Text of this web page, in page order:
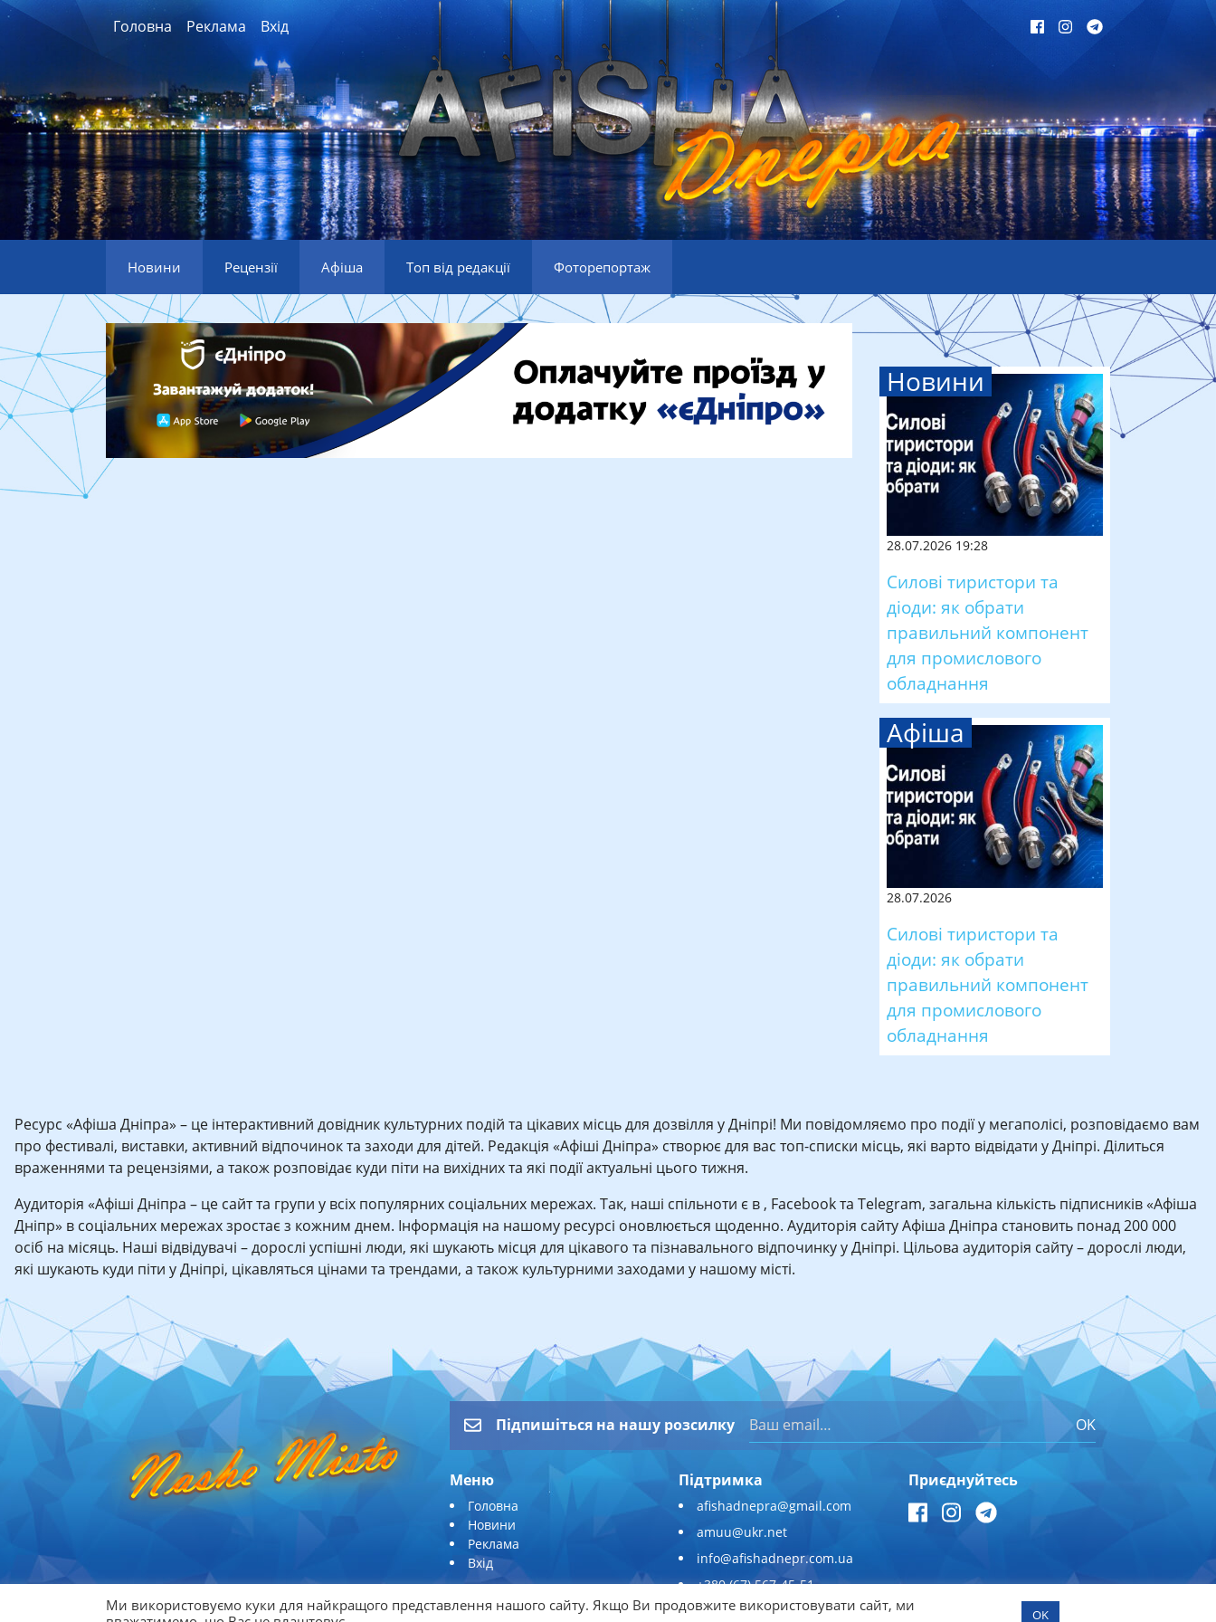
Головна Реклама Вхід
Новини Рецензії Афіша Топ від редакції Фоторепортаж
Новини
28.07.2026 19:28
Силові тиристори та
діоди: як обрати
правильний компонент
для промислового
обладнання
Афіша
28.07.2026
Силові тиристори та
діоди: як обрати
правильний компонент
для промислового
обладнання
Ресурс «Афіша Дніпра» – це інтерактивний довідник культурних подій та цікавих місць для дозвілля у Дніпрі! Ми повідомляємо про події у мегаполісі, розповідаємо вам
про фестивалі, виставки, активний відпочинок та заходи для дітей. Редакція «Афіші Дніпра» створює для вас топ-списки місць, які варто відвідати у Дніпрі. Ділиться
враженнями та рецензіями, а також розповідає куди піти на вихідних та які події актуальні цього тижня.
Аудиторія «Афіші Дніпра – це сайт та групи у всіх популярних соціальних мережах. Так, наші спільноти є в , Facebook та Telegram, загальна кількість підписників «Афіша
Дніпр» в соціальних мережах зростає з кожним днем. Інформація на нашому ресурсі оновлюється щоденно. Аудиторія сайту Афіша Дніпра становить понад 200 000
осіб на місяць. Наші відвідувачі – дорослі успішні люди, які шукають місця для цікавого та пізнавального відпочинку у Дніпрі. Цільова аудиторія сайту – дорослі люди,
які шукають куди піти у Дніпрі, цікавляться цінами та трендами, а також культурними заходами у нашому місті.
Підпишіться на нашу розсилку OK
Меню
Головна
Новини
Реклама
Вхід
Підтримка
afishadnepra@gmail.com
amuu@ukr.net
info@afishadnepr.com.ua
+380 (67) 567-45-51
Приєднуйтесь
© 2026Афіша Дніпра
Ми використовуємо куки для найкращого представлення нашого сайту. Якщо Ви продовжите використовувати сайт, ми
OK